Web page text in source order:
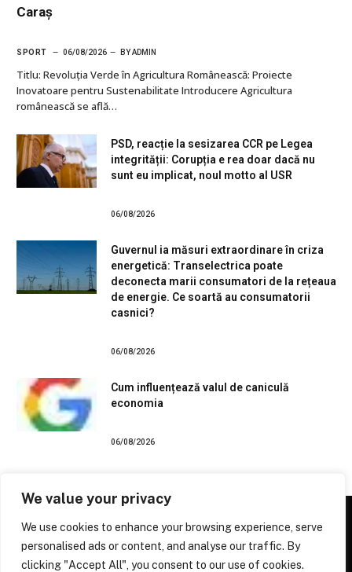
We value your privacy
We use cookies to enhance your browsing experience, serve
personalised ads or content, and analyse our traffic. By
clicking "Accept All", you consent to our use of cookies.
Caraș
SPORT 06/08/2026 BY ADMIN
Titlu: Revoluția Verde în Agricultura Românească: Proiecte
Inovatoare pentru Sustenabilitate Introducere Agricultura
românească se află…
PSD, reacție la sesizarea CCR pe Legea
integrității: Corupția e rea doar dacă nu
sunt eu implicat, noul motto al USR
06/08/2026
Guvernul ia măsuri extraordinare în criza
energetică: Transelectrica poate
deconecta marii consumatori de la rețeaua
de energie. Ce soartă au consumatorii
casnici?
06/08/2026
Cum influențează valul de caniculă
economia
06/08/2026
Facebook Pinterest